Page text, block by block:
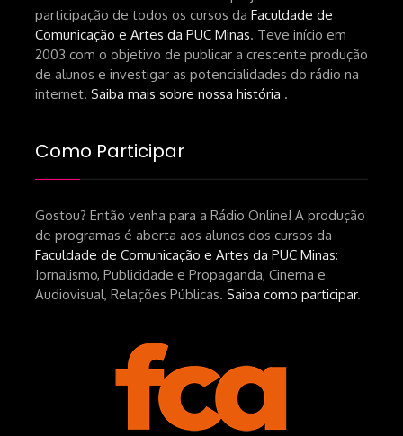
participação de todos os cursos da Faculdade de
Comunicação e Artes da PUC Minas. Teve início em
2003 com o objetivo de publicar a crescente produção
de alunos e investigar as potencialidades do rádio na
internet. Saiba mais sobre nossa história .
Como Participar
Gostou? Então venha para a Rádio Online! A produção
de programas é aberta aos alunos dos cursos da
Faculdade de Comunicação e Artes da PUC Minas:
Jornalismo, Publicidade e Propaganda, Cinema e
Audiovisual, Relações Públicas. Saiba como participar.